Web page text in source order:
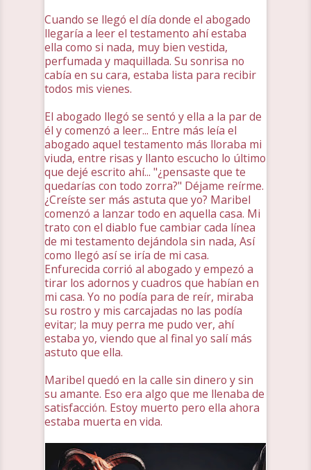
Cuando se llegó el día donde el abogado
llegaría a leer el testamento ahí estaba
ella como si nada, muy bien vestida,
perfumada y maquillada. Su sonrisa no
cabía en su cara, estaba lista para recibir
todos mis vienes.
El abogado llegó se sentó y ella a la par de
él y comenzó a leer... Entre más leía el
abogado aquel testamento más lloraba mi
viuda, entre risas y llanto escucho lo último
que dejé escrito ahí... "¿pensaste que te
quedarías con todo zorra?" Déjame reírme.
¿Creíste ser más astuta que yo? Maribel
comenzó a lanzar todo en aquella casa. Mi
trato con el diablo fue cambiar cada línea
de mi testamento dejándola sin nada, Así
como llegó así se iría de mi casa.
Enfurecida corrió al abogado y empezó a
tirar los adornos y cuadros que habían en
mi casa. Yo no podía para de reír, miraba
su rostro y mis carcajadas no las podía
evitar; la muy perra me pudo ver, ahí
estaba yo, viendo que al final yo salí más
astuto que ella.
Maribel quedó en la calle sin dinero y sin
su amante. Eso era algo que me llenaba de
satisfacción. Estoy muerto pero ella ahora
estaba muerta en vida.